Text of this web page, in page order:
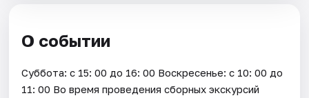
О событии
Суббота: с 15: 00 до 16: 00 Воскресенье: с 10: 00 до
11: 00 Во время проведения сборных экскурсий